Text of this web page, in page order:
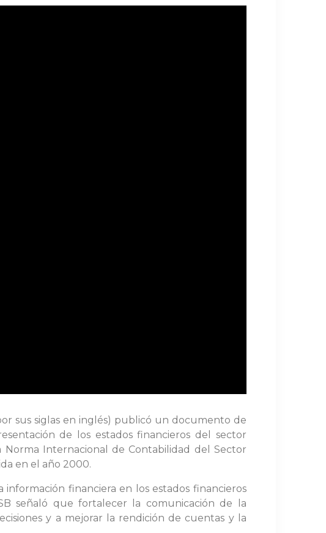
sus siglas en inglés) publicó un documento de
de los estados financieros del sector
Internacional de Contabilidad del Sector
en el año 2000.
financiera en los estados financieros
señaló que fortalecer la comunicación de la
y a mejorar la rendición de cuentas y la